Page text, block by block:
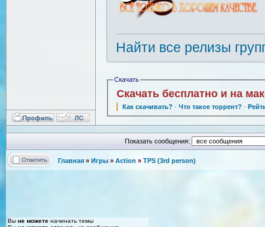
Найти все релизы
Скачать
Скачать бесплатно и на
Как скачивать? · Что такое торрент? ·
Показать сообщения:
Главная » Игры » Action » TPS (3rd person)
Вы не можете начинать темы